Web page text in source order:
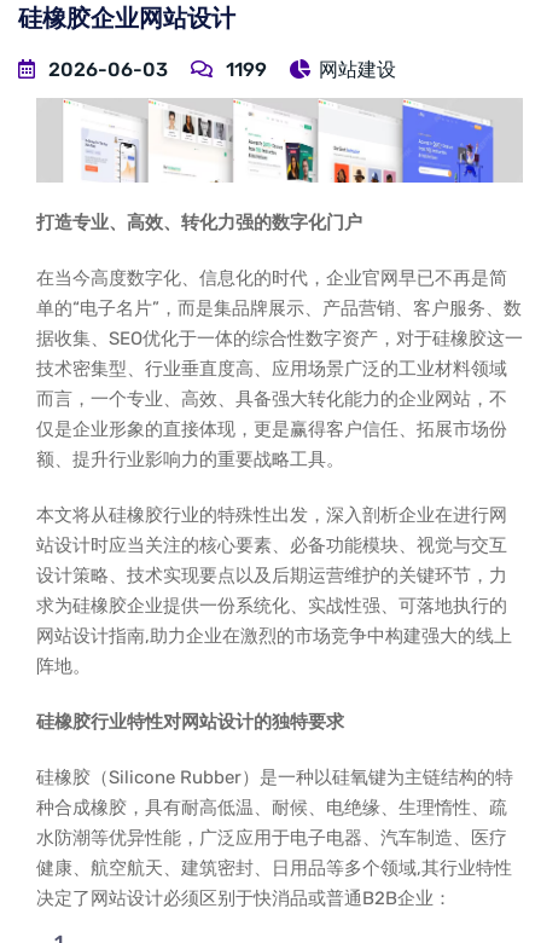
硅橡胶企业网站设计
2026-06-03 1199 网站建设
打造专业、高效、转化力强的数字化门户
在当今高度数字化、信息化的时代，企业官网早已不再是简
单的“电子名片”，而是集品牌展示、产品营销、客户服务、数
据收集、SEO优化于一体的综合性数字资产，对于硅橡胶这一
技术密集型、行业垂直度高、应用场景广泛的工业材料领域
而言，一个专业、高效、具备强大转化能力的企业网站，不
仅是企业形象的直接体现，更是赢得客户信任、拓展市场份
额、提升行业影响力的重要战略工具。
本文将从硅橡胶行业的特殊性出发，深入剖析企业在进行网
站设计时应当关注的核心要素、必备功能模块、视觉与交互
设计策略、技术实现要点以及后期运营维护的关键环节，力
求为硅橡胶企业提供一份系统化、实战性强、可落地执行的
网站设计指南,助力企业在激烈的市场竞争中构建强大的线上
阵地。
硅橡胶行业特性对网站设计的独特要求
硅橡胶（Silicone Rubber）是一种以硅氧键为主链结构的特
种合成橡胶，具有耐高低温、耐候、电绝缘、生理惰性、疏
水防潮等优异性能，广泛应用于电子电器、汽车制造、医疗
健康、航空航天、建筑密封、日用品等多个领域,其行业特性
决定了网站设计必须区别于快消品或普通B2B企业：